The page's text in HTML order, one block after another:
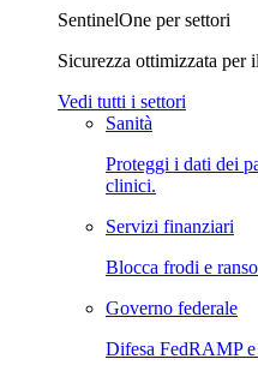
SentinelOne per settori
Sicurezza ottimizzata per
Vedi tutti i settori
Sanità
Proteggi i dati dei
clinici.
Servizi finanziari
Blocca frodi e
Governo federale
Difesa FedRAMP